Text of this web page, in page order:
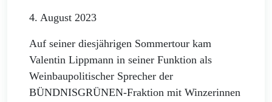
4. August 2023
Auf seiner diesjährigen Sommertour kam
Valentin Lippmann in seiner Funktion als
Weinbaupolitischer Sprecher der
BÜNDNISGRÜNEN-Fraktion mit Winzerinnen